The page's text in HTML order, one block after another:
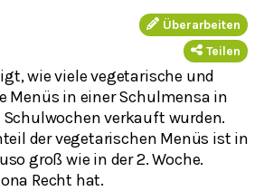
Überarbeiten
Teilen
wie viele vegetarische und
Menüs in einer Schulmensa in
verkauft wurden.
der vegetarischen Menüs ist in
groß wie in der 2. Woche.
Recht hat.